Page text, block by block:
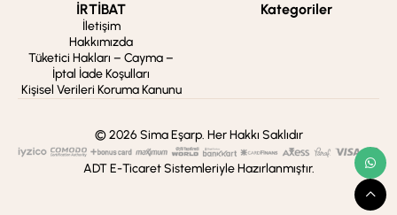
İRTİBAT
İletişim
Hakkımızda
Tüketici Hakları – Cayma –
İptal İade Koşulları
Kişisel Verileri Koruma Kanunu
Kategoriler
© 2026 Sima Eşarp. Her Hakkı Saklıdır
ADT E-Ticaret Sistemleriyle Hazırlanmıştır.